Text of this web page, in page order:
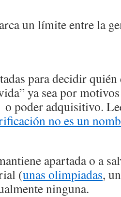
un límite entre la
para decidir
ya sea por
poder adquisitivo.
no es un
apartada o a
(unas olimpiadas,
ninguna.